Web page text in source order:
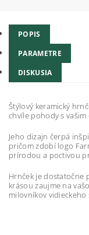
POPIS
PARAMETRE
DISKUSIA
Štýlový keramický
chvíle pohody s
Jeho dizajn čerpá
pričom zdobí logo
prírodou a poctivou
Hrnček je dostatočne
krásou zaujme na
milovníkov